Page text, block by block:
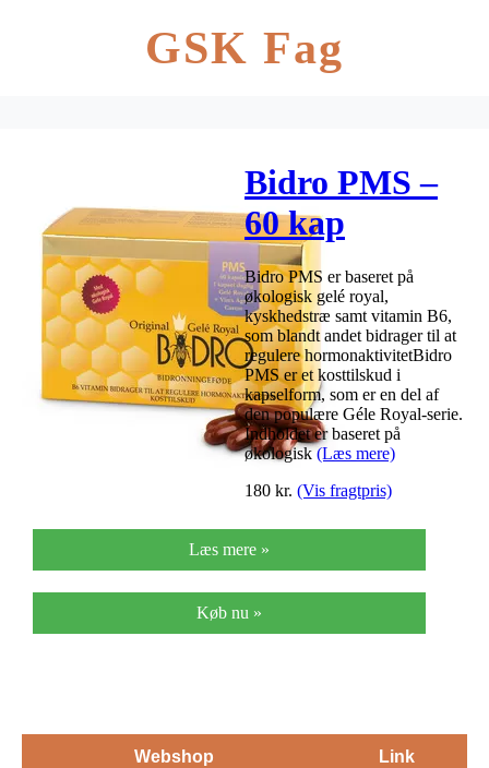
GSK Fag
Bidro PMS –
60 kap
Bidro PMS er baseret på
økologisk gelé royal,
kyskhedstræ samt vitamin B6,
som blandt andet bidrager til at
regulere hormonaktivitetBidro
PMS er et kosttilskud i
kapselform, som er en del af
den populære Géle Royal-serie.
Indholdet er baseret på
økologisk(Læs mere)
180 kr. (Vis fragtpris)
Læs mere »
Køb nu »
Webshop Link